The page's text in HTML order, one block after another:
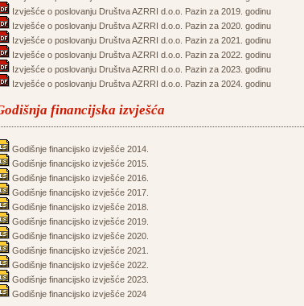
Izvješće o poslovanju Društva AZRRI d.o.o. Pazin za 2019. godinu
Izvješće o poslovanju Društva AZRRI d.o.o. Pazin za 2020. godinu
Izvješće o poslovanju Društva AZRRI d.o.o. Pazin za 2021. godinu
Izvješće o poslovanju Društva AZRRI d.o.o. Pazin za 2022. godinu
Izvješće o poslovanju Društva AZRRI d.o.o. Pazin za 2023. godinu
Izvješće o poslovanju Društva AZRRI d.o.o. Pazin za 2024. godinu
financijska izvješća
Godišnje financijsko izvješće 2014.
Godišnje financijsko izvješće 2015.
Godišnje financijsko izvješće 2016.
Godišnje financijsko izvješće 2017.
Godišnje financijsko izvješće 2018.
Godišnje financijsko izvješće 2019.
Godišnje financijsko izvješće 2020.
Godišnje financijsko izvješće 2021.
Godišnje financijsko izvješće 2022.
Godišnje financijsko izvješće 2023.
Godišnje financijsko izvješće 2024